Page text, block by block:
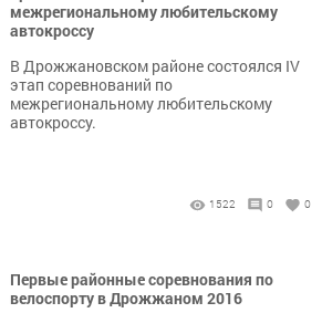
межрегиональному любительскому
автокроссу
В Дрожжановском районе состоялся IV
этап соревнований по
межрегиональному любительскому
автокроссу.
1522 0 0
Первые районные соревнования по
велоспорту в Дрожжаном 2016